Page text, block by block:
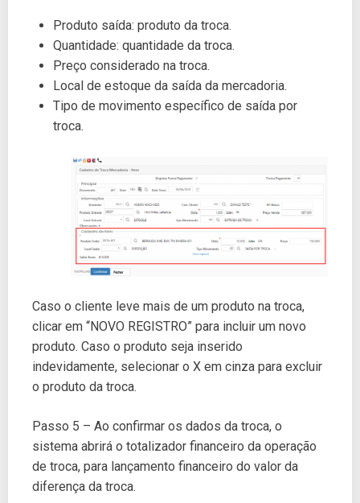
Produto saída: produto da troca.
Quantidade: quantidade da troca.
Preço considerado na troca.
Local de estoque da saída da mercadoria.
Tipo de movimento específico de saída por
troca.
Caso o cliente leve mais de um produto na troca,
clicar em “NOVO REGISTRO” para incluir um novo
produto. Caso o produto seja inserido
indevidamente, selecionar o X em cinza para excluir
o produto da troca.
Passo 5 – Ao confirmar os dados da troca, o
sistema abrirá o totalizador financeiro da operação
de troca, para lançamento financeiro do valor da
diferença da troca.